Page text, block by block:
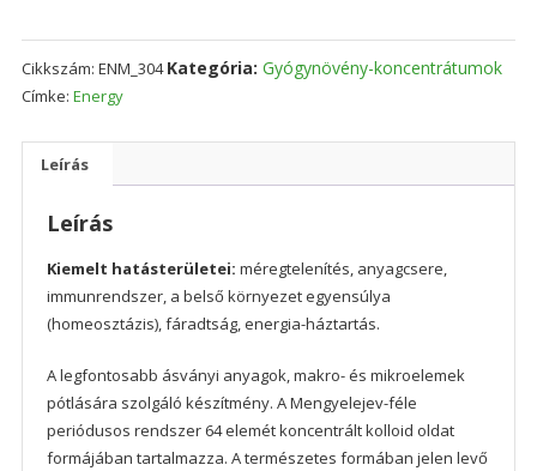
Cikkszám: ENM_304 Kategória: Gyógynövény-koncentrátumok
Címke: Energy
Leírás
Leírás
Kiemelt hatásterületei: méregtelenítés, anyagcsere,
immunrendszer, a belső környezet egyensúlya
(homeosztázis), fáradtság, energia-háztartás.
A legfontosabb ásványi anyagok, makro- és mikroelemek
pótlására szolgáló készítmény. A Mengyelejev-féle
periódusos rendszer 64 elemét koncentrált kolloid oldat
formájában tartalmazza. A természetes formában jelen levő